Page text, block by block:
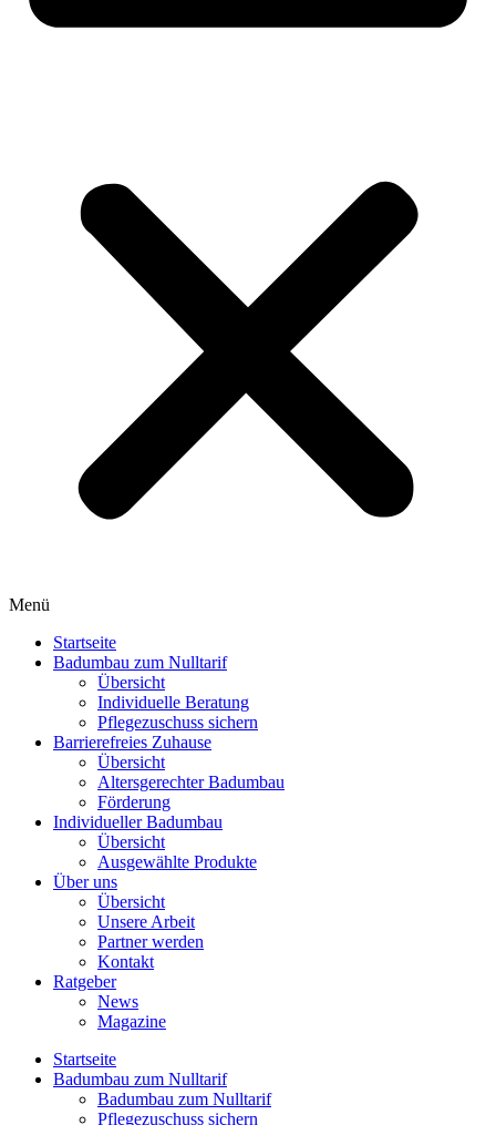
Menü
Startseite
Badumbau zum Nulltarif
Übersicht
Individuelle Beratung
Pflegezuschuss sichern
Barrierefreies Zuhause
Übersicht
Altersgerechter Badumbau
Förderung
Individueller Badumbau
Übersicht
Ausgewählte Produkte
Über uns
Übersicht
Unsere Arbeit
Partner werden
Kontakt
Ratgeber
News
Magazine
Startseite
Badumbau zum Nulltarif
Badumbau zum Nulltarif
Pflegezuschuss sichern